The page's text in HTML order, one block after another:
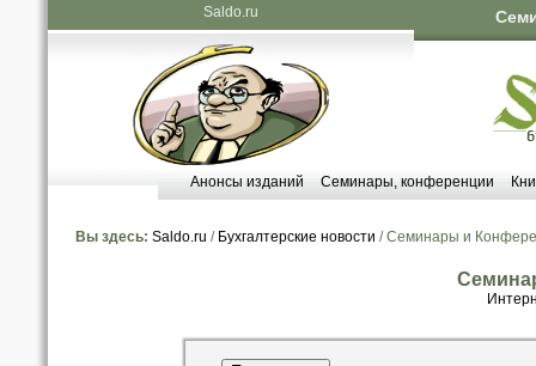
Saldo.ru
Анонсы изданий Семинары, конференции
Вы здесь: Saldo.ru / Бухгалтерские новости / Семинары и